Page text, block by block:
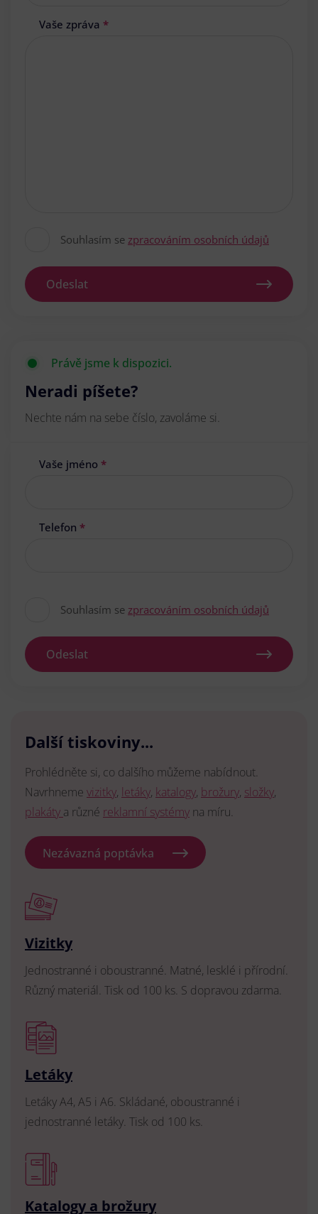
Vaše zpráva *
Souhlasím se zpracováním osobních údajů
Odeslat
Právě jsme k dispozici.
Neradi píšete?
Nechte nám na sebe číslo, zavoláme si.
Vaše jméno *
Telefon *
Souhlasím se zpracováním osobních údajů
Odeslat
Další tiskoviny...
Prohlédněte si, co dalšího můžeme nabídnout.
Navrhneme vizitky, letáky, katalogy, brožury, složky,
plakáty a různé reklamní systémy na míru.
Nezávazná poptávka
Vizitky
Jednostranné i oboustranné. Matné, lesklé i přírodní.
Různý materiál. Tisk od 100 ks. S dopravou zdarma.
Letáky
Letáky A4, A5 i A6. Skládané, oboustranné i
jednostranné letáky. Tisk od 100 ks.
Katalogy a brožury